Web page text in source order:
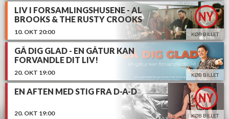
10. OKT 20:00
LIV I FORSAMLINGSHUSENE - AL
BROOKS & THE RUSTY CROOKS
KØB BILLET
20. OKT 19:00
GÅ DIG GLAD - EN GÅTUR KAN
FORVANDLE DIT LIV!
KØB BILLET
20. OKT 19:00
EN AFTEN MED STIG FRA D-A-D
KØB BILLET